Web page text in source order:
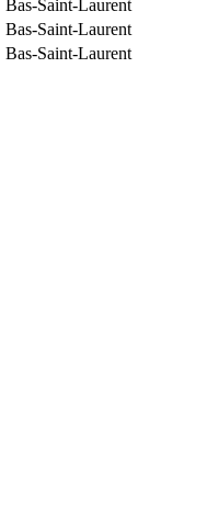
Bas-Saint-Laurent
Bas-Saint-Laurent
Bas-Saint-Laurent